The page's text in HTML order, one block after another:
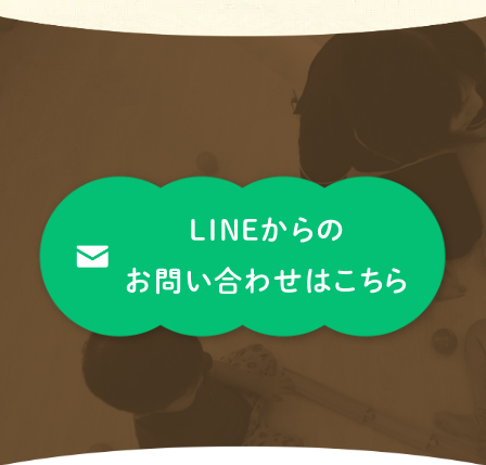
LINEからの
お問い合わせはこちら